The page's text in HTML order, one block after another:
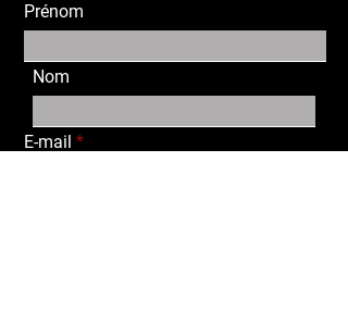
Prénom
Nom
E-mail